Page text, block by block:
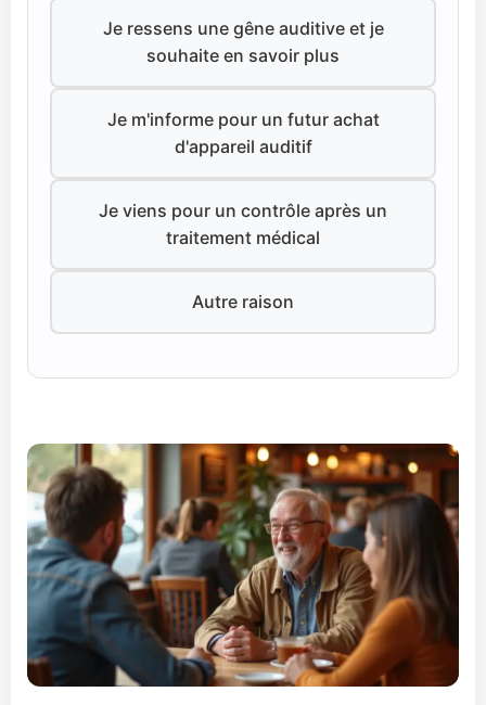
Je ressens une gêne auditive et je
souhaite en savoir plus
Je m'informe pour un futur achat
d'appareil auditif
Je viens pour un contrôle après un
traitement médical
Autre raison